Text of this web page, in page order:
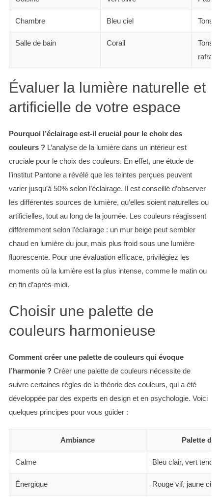
Chambre Bleu ciel Tons
Salle de bain Corail
Tons
Évaluer la lumière naturelle et
artificielle de votre espace
Pourquoi l’éclairage est-il crucial pour le choix des
couleurs ?L’analyse de la lumière dans un intérieur est
cruciale pour le choix des couleurs. En effet, une étude de
l’institut Pantone a révélé que les teintes perçues peuvent
varier jusqu’à 50% selon l’éclairage. Il est conseillé d’observer
les différentes sources de lumière, qu’elles soient naturelles ou
artificielles, tout au long de la journée. Les couleurs réagissent
différemment selon l’éclairage : un mur beige peut sembler
chaud en lumière du jour, mais plus froid sous une lumière
fluorescente. Pour une évaluation efficace, privilégiez les
moments où la lumière est la plus intense, comme le matin ou
en fin d’après-midi.
Choisir une palette de
couleurs harmonieuse
Comment créer une palette de couleurs qui évoque
l’harmonie ?Créer une palette de couleurs nécessite de
suivre certaines règles de la théorie des couleurs, qui a été
développée par des experts en design et en psychologie. Voici
quelques principes pour vous guider :
Ambiance Palette de
Calme Bleu clair, vert
Énergique Rouge vif, jaune